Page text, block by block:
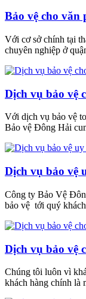
Bảo vệ cho văn
Với cơ sở chính tại
chuyên nghiệp ở
Dịch vụ bảo vệ
Với dịch vụ bảo vệ
Bảo vệ Đông Hải
Dịch vụ bảo vệ
Công ty Bảo Vệ
bảo vệ tới quý
Dịch vụ bảo vệ
Chúng tôi luôn vì
khách hàng chính là